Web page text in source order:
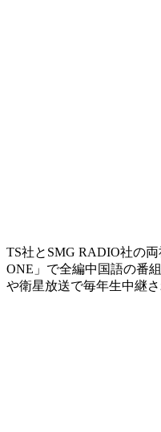
TS社とSMG RADIO社の
ONE」で全編中国語の番
や衛星放送で毎年生中継